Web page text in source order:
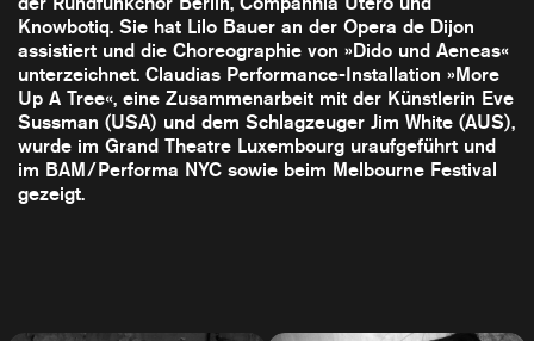
Knowbotiq. Sie hat Lilo Bauer an der Opera de Dijon
assistiert und die Choreographie von »Dido und Aeneas«
unterzeichnet. Claudias Performance-Installation »More
Up A Tree«, eine Zusammenarbeit mit der Künstlerin Eve
Sussman (USA) und dem Schlagzeuger Jim White (AUS),
wurde im Grand Theatre Luxembourg uraufgeführt und
im BAM/Performa NYC sowie beim Melbourne Festival
gezeigt.